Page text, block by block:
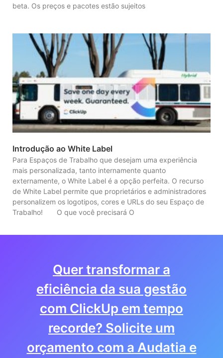
beta. Os preços e pacotes estão sujeitos
Introdução ao White Label
Para Espaços de Trabalho que desejam uma experiência
mais personalizada, tanto internamente quanto
externamente, o White Label é a opção perfeita. O recurso
de White Label permite que proprietários e administradores
personalizem os logotipos, cores e URLs do seu Espaço de
Trabalho! O que você precisará O
Quer transformar a
eficiência da sua gestão
com ClickUp em tempo
recorde? Solicite um
orçamento com a Audatia e